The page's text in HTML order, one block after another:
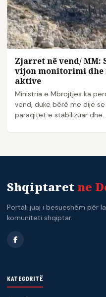
Zjarret në vend/
vijon monitorimi dhe
aktive
Ministria e Mbrojtjes ka
vend, duke bërë me dije
paraqitet e stabilizuar dhe…
Shqiptaret ne
Portali juaj i besueshëm për
komuniteti shqiptar.
KATEGORITË